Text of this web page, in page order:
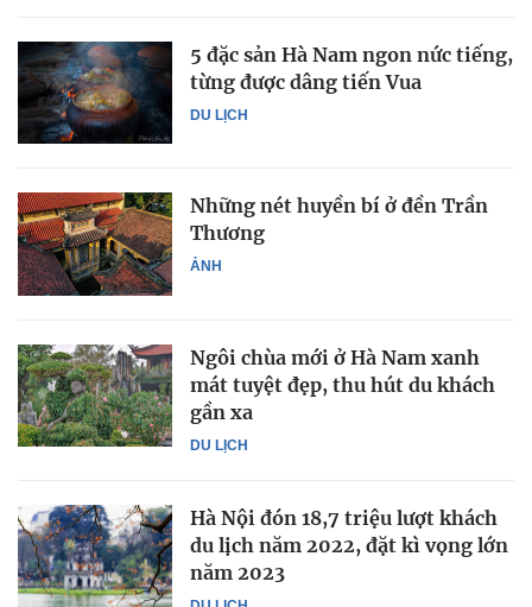
DU LỊCH
5 đặc sản Hà Nam ngon nức tiếng,
từng được dâng tiến Vua
ẢNH
Những nét huyền bí ở đền Trần
Thương
DU LỊCH
Ngôi chùa mới ở Hà Nam xanh
mát tuyệt đẹp, thu hút du khách
gần xa
Hà Nội đón 18,7 triệu lượt khách
du lịch năm 2022, đặt kì vọng lớn
năm 2023